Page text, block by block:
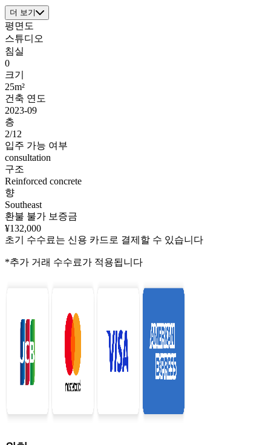
더 보기
평면도
스튜디오
침실
0
크기
25m²
건축 연도
2023-09
층
2/12
입주 가능 여부
consultation
구조
Reinforced concrete
향
Southeast
환불 불가 보증금
¥132,000
초기 수수료는 신용 카드로 결제할 수 있습니다
*추가 거래 수수료가 적용됩니다